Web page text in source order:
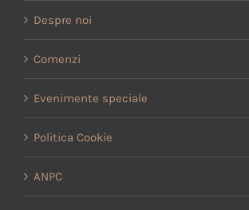
Despre noi
Comenzi
Evenimente speciale
Politica Cookie
ANPC